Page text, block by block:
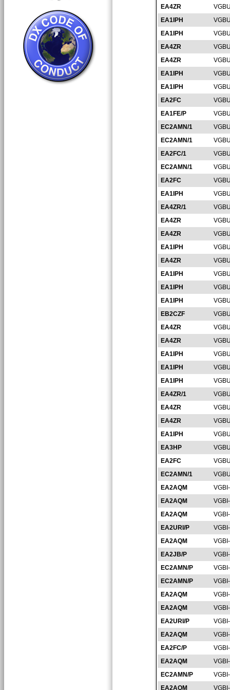
EA4ZR
EA1IPH
EA1IPH
EA4ZR
EA4ZR
EA1IPH
EA1IPH
EA2FC
EA1FE/P
EC2AMN/1
EC2AMN/1
EA2FC/1
EC2AMN/1
EA2FC
EA1IPH
EA4ZR/1
EA4ZR
EA4ZR
EA1IPH
EA4ZR
EA1IPH
EA1IPH
EA1IPH
EB2CZF
EA4ZR
EA4ZR
EA1IPH
EA1IPH
EA1IPH
EA4ZR/1
EA4ZR
EA4ZR
EA1IPH
EA3HP
EA2FC
EC2AMN/1
EA2AQM
EA2AQM
EA2AQM
EA2URI/P
EA2AQM
EA2JB/P
EC2AMN/P
EC2AMN/P
EA2AQM
EA2AQM
EA2URI/P
EA2AQM
EA2FC/P
EA2AQM
EC2AMN/P
EA2AQM